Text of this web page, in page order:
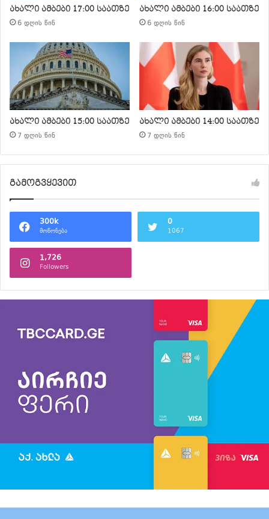
ახალი ამბები 17:00 საათზე
6 დღის წინ
ახალი ამბები 16:00 საათზე
6 დღის წინ
ახალი ამბები 15:00 საათზე
7 დღის წინ
ახალი ამბები 14:00 საათზე
7 დღის წინ
გამოგვყევით
300k
მოწონება
0
1067
1,726
Followers